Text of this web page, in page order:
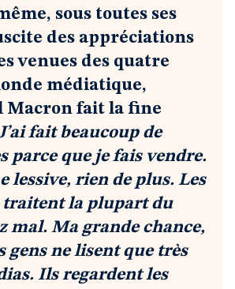
sous toutes ses
des appréciations
venues des quatre
médiatique,
Macron fait la fine
fait beaucoup de
parce que je fais vendre.
lessive, rien de plus. Les
traitent la plupart du
mal. Ma grande chance,
gens ne lisent que très
Ils regardent les